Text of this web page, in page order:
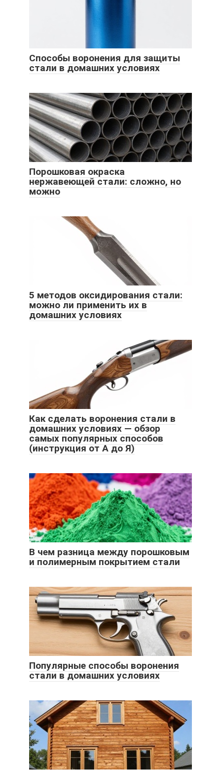
Способы воронения для защиты
стали в домашних условиях
Порошковая окраска
нержавеющей стали: сложно, но
можно
5 методов оксидирования стали:
можно ли применить их в
домашних условиях
Как сделать воронения стали в
домашних условиях — обзор
самых популярных способов
(инструкция от А до Я)
В чем разница между порошковым
и полимерным покрытием стали
Популярные способы воронения
стали в домашних условиях